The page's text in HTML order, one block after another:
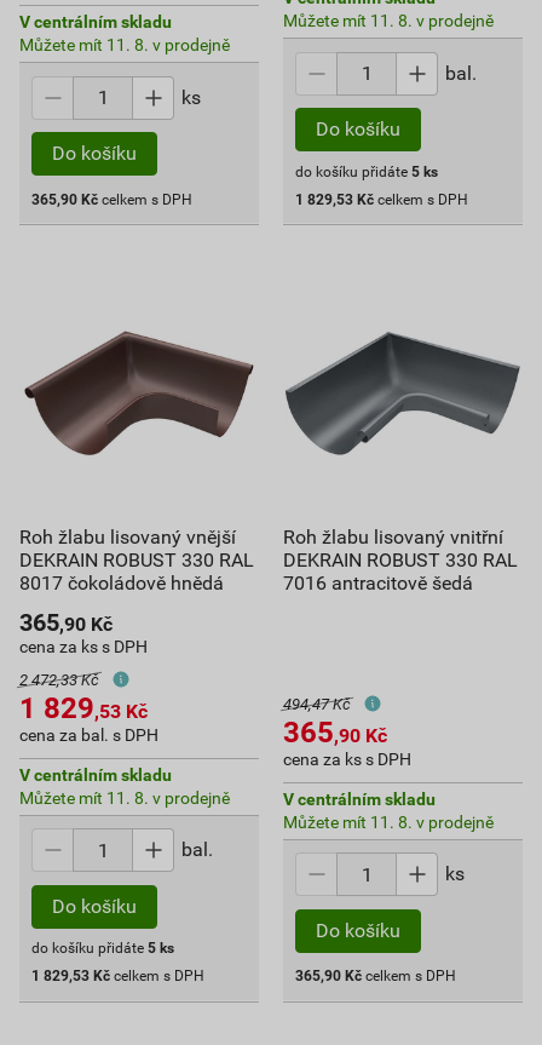
V centrálním skladu
Můžete mít 11. 8. v prodejně
ks
Do košíku
365,90 Kč celkem s DPH
Můžete mít 11. 8. v prodejně
bal.
Do košíku
do košíku přidáte 5 ks
1 829,53 Kč celkem s DPH
Roh žlabu lisovaný vnější
DEKRAIN ROBUST 330 RAL
8017 čokoládově hnědá
365,90 Kč
cena za ks s DPH
2 472,33 Kč
1 829,53 Kč
cena za bal. s DPH
V centrálním skladu
Můžete mít 11. 8. v prodejně
bal.
Do košíku
do košíku přidáte 5 ks
1 829,53 Kč celkem s DPH
Roh žlabu lisovaný vnitřní
DEKRAIN ROBUST 330 RAL
7016 antracitově šedá
494,47 Kč
365,90 Kč
cena za ks s DPH
V centrálním skladu
Můžete mít 11. 8. v prodejně
ks
Do košíku
365,90 Kč celkem s DPH